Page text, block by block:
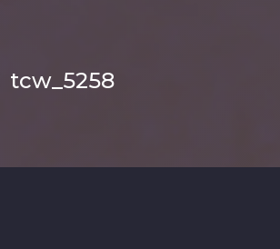
tcw_5258